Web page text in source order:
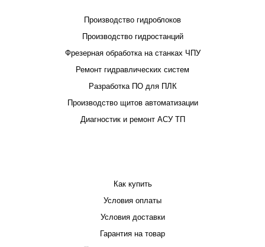
Производство гидроблоков
Производство гидростанций
Фрезерная обработка на станках ЧПУ
Ремонт гидравлических систем
Разработка ПО для ПЛК
Производство щитов автоматизации
Диагностик и ремонт АСУ ТП
Как купить
Условия оплаты
Условия доставки
Гарантия на товар